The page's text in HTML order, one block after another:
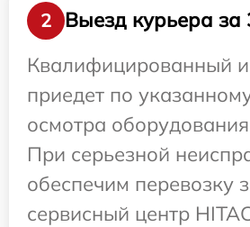
2
Выезд курьера за
Квалифицированный
приедет по
осмотра
При серьезной
обеспечим перевозку
сервисный центр